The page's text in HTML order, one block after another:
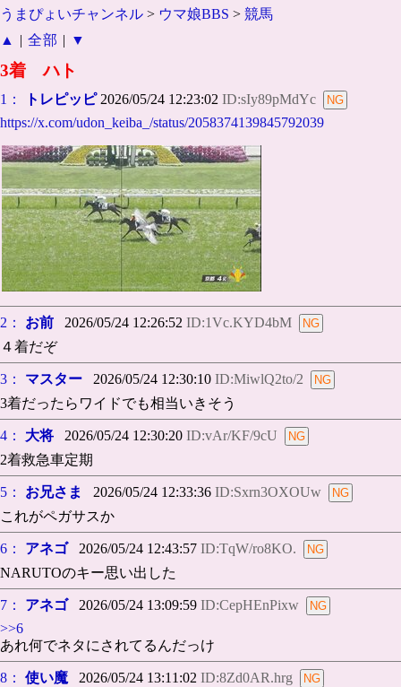
うまぴょいチャンネル > ウマ娘BBS > 競馬
▲
| 全部 | ▼
3着 ハト
1： トレピッピ2026/05/24 12:23:02 ID:sIy89pMdYc
https://x.com/udon_keiba_/status/2058374139845792039
2： お前 2026/05/24 12:26:52 ID:1Vc.KYD4bM
４着だぞ
3： マスター 2026/05/24 12:30:10 ID:MiwlQ2to/2
3着だったらワイドでも相当いきそう
4： 大将 2026/05/24 12:30:20 ID:vAr/KF/9cU
2着救急車定期
5： お兄さま 2026/05/24 12:33:36 ID:Sxrn3OXOUw
これがペガサスか
6： アネゴ2026/05/24 12:43:57 ID:TqW/ro8KO.
NARUTOのキー思い出した
7： アネゴ2026/05/24 13:09:59 ID:CepHEnPixw
>>6
あれ何でネタにされてるんだっけ
8： 使い魔 2026/05/24 13:11:02 ID:8Zd0AR.hrg